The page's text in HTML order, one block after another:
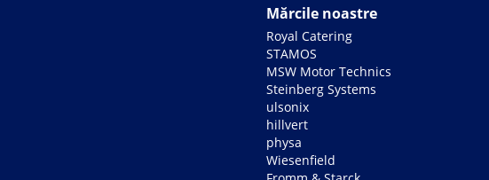
Mărcile noastre
Royal Catering
STAMOS
MSW Motor Technics
Steinberg Systems
ulsonix
hillvert
physa
Wiesenfield